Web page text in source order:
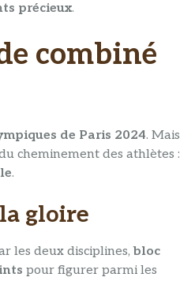
précieux.
combiné
de Paris 2024. Mais
cheminement des athlètes :
.
gloire
les deux disciplines,bloc
pour figurer parmi les